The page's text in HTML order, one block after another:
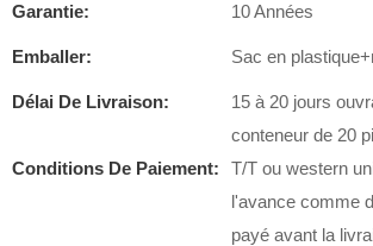
Garantie: 10 Années
Emballer: Sac en
Délai De Livraison:
15 à 20 jours
conteneur de 20
Conditions De Paiement:
T/T ou western
l'avance comme
payé avant la